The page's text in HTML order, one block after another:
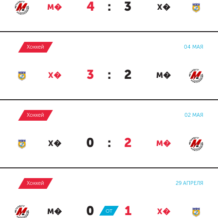
М� 4 : 3 Х�
Хоккей 04 МАЯ
Х� 3 : 2 М�
Хоккей 02 МАЯ
Х� 0 : 2 М�
Хоккей 29 АПРЕЛЯ
М� 0 : 1 Х�
ОТ